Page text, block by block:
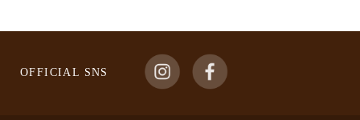
OFFICIAL SNS